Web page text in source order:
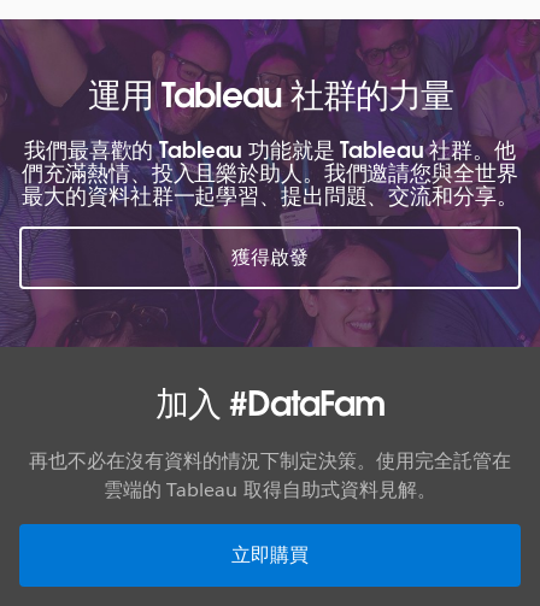
運用 Tableau 社群的力量
我們最喜歡的 Tableau 功能就是 Tableau 社群。他
們充滿熱情、投入且樂於助人。我們邀請您與全世界
最大的資料社群一起學習、提出問題、交流和分享。
獲得啟發
加入 #DataFam
再也不必在沒有資料的情況下制定決策。使用完全託管在
雲端的 Tableau 取得自助式資料見解。
立即購買